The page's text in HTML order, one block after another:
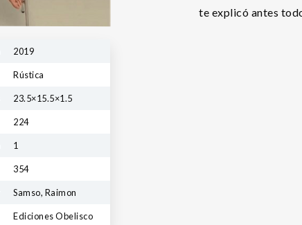
2019
Rústica
23.5×15.5×1.5
224
1
354
Samso, Raimon
Ediciones Obelisco
te explicó antes